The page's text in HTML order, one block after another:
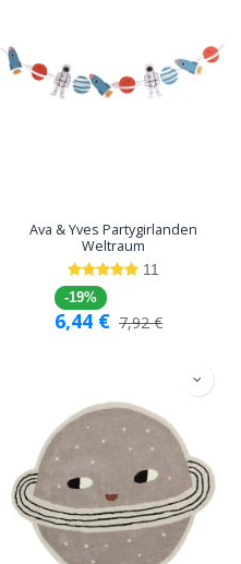
Ava & Yves Partygirlanden
Weltraum
11
-19%
6,44 € 7,92€